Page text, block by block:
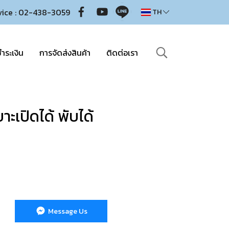
: 02-438-3059 TH
ระเงิน การจัดส่งสินค้า ติดต่อเรา
ะเปิดได้ พับได้
Message Us